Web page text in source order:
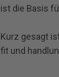
ist die Basis
Kurz gesagt
fit und